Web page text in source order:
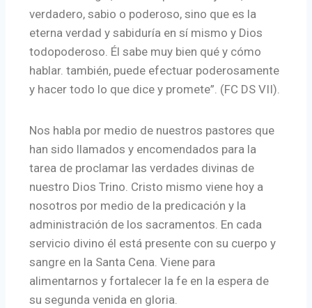
verdadero, sabio o poderoso, sino que es la
eterna verdad y sabiduría en sí mismo y Dios
todopoderoso. Él sabe muy bien qué y cómo
hablar. también, puede efectuar poderosamente
y hacer todo lo que dice y promete”. (FC DS VII).
Nos habla por medio de nuestros pastores que
han sido llamados y encomendados para la
tarea de proclamar las verdades divinas de
nuestro Dios Trino. Cristo mismo viene hoy a
nosotros por medio de la predicación y la
administración de los sacramentos. En cada
servicio divino él está presente con su cuerpo y
sangre en la Santa Cena. Viene para
alimentarnos y fortalecer la fe en la espera de
su segunda venida en gloria.